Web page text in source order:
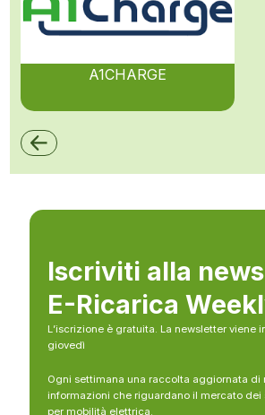
A1CHARGE
Iscriviti alla
E-Ricarica
L’iscrizione è gratuita. La newsletter viene
giovedì
Ogni settimana una raccolta aggiornata di
informazioni che riguardano il mercato dei
per mobilità elettrica.